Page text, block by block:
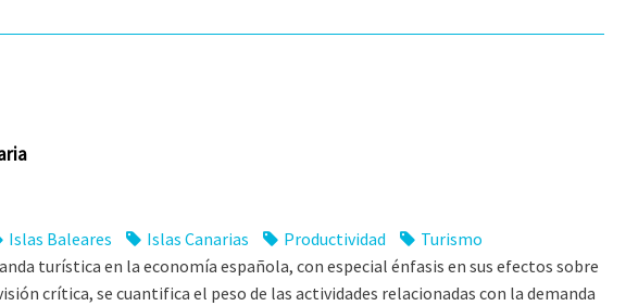
Islas Baleares Islas Canarias Productividad
Turismo
turística en la economía española, con especial énfasis en sus efectos sobre
crítica, se cuantifica el peso de las actividades relacionadas con la demanda